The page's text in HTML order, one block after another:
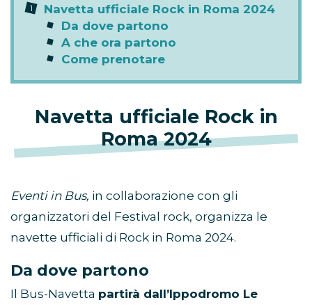
Navetta ufficiale Rock in Roma 2024
Da dove partono
A che ora partono
Come prenotare
Navetta ufficiale Rock in
Roma 2024
Eventi in Bus, in collaborazione con gli
organizzatori del Festival rock, organizza le
navette ufficiali di Rock in Roma 2024.
Da dove partono
Il Bus-Navetta partirà dall’Ippodromo Le